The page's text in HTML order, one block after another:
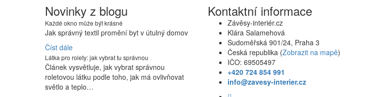
Novinky z blogu
Každé okno může být krásné
Jak správný textil promění byt v útulný domov
Číst dále
Látka pro rolety: jak vybrat tu správnou
Článek vysvětluje, jak vybrat správnou
roletovou látku podle toho, jak má ovlivňovat
světlo a teplo…
Kontaktní informace
Závěsy-interiér.cz
Klára Salamehová
Sudoměřská 901/24, Praha 3
Česká republika (Zobrazit na mapě)
IČO: 69505497
+420 724 854 991
info@zavesy-interier.cz